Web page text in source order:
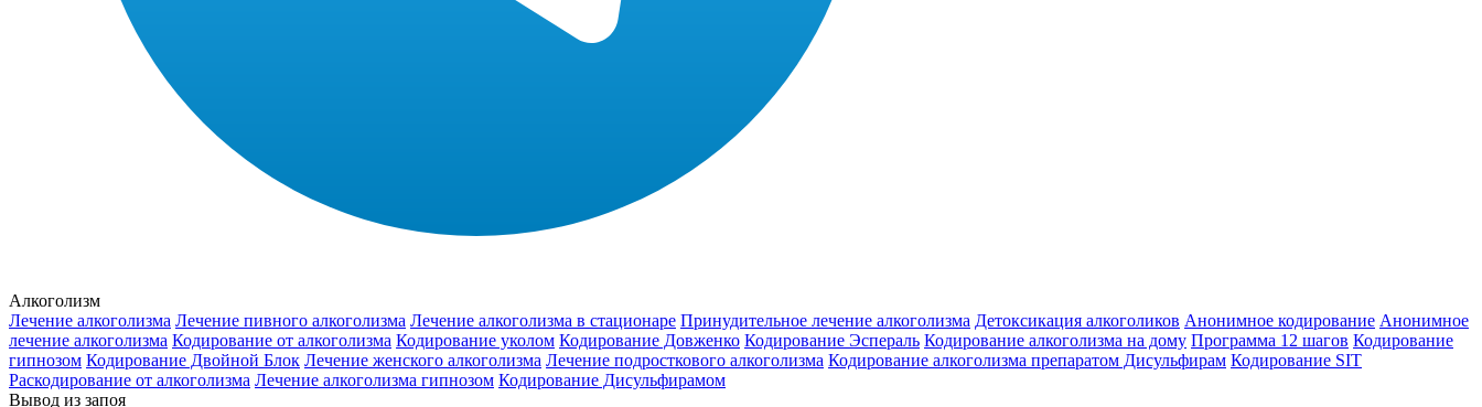
Алкоголизм
Лечение алкоголизма Лечение пивного алкоголизма Лечение алкоголизма в стационаре Принудительное лечение алкоголизма Детоксикация алкоголиков Анонимное кодирование Анонимное
лечение алкоголизма Кодирование от алкоголизма Кодирование уколом Кодирование Довженко Кодирование Эспераль Кодирование алкоголизма на дому Программа 12 шагов Кодирование
гипнозом Кодирование Двойной Блок Лечение женского алкоголизма Лечение подросткового алкоголизма Кодирование алкоголизма препаратом Дисульфирам Кодирование SIT
Раскодирование от алкоголизма Лечение алкоголизма гипнозом Кодирование Дисульфирамом
Вывод из запоя